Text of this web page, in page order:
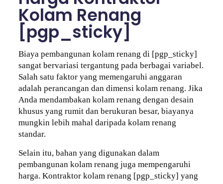
Kolam Renang
[pgp_sticky]
Biaya pembangunan kolam renang di [pgp_sticky]
sangat bervariasi tergantung pada berbagai variabel.
Salah satu faktor yang memengaruhi anggaran
adalah perancangan dan dimensi kolam renang. Jika
Anda mendambakan kolam renang dengan desain
khusus yang rumit dan berukuran besar, biayanya
mungkin lebih mahal daripada kolam renang
standar.
Selain itu, bahan yang digunakan dalam
pembangunan kolam renang juga mempengaruhi
harga. Kontraktor kolam renang [pgp_sticky] yang